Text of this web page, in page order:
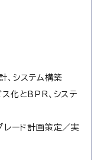
、システム構築
化とBPR、システ
レード計画策定／実